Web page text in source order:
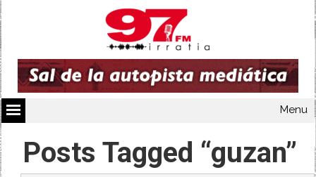
Menu
Posts Tagged “guzan”